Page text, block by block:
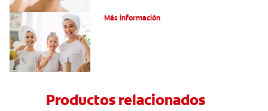
Más información
Productos relacionados